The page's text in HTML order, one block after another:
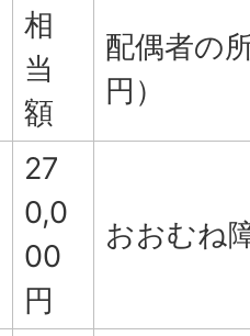
相
当
額
配偶者の
円）
27
0,0
00
円
おおむね